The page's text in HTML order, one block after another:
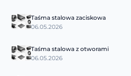
Taśma stalowa zaciskowa
06.05.2026
Taśma stalowa z otworami
06.05.2026